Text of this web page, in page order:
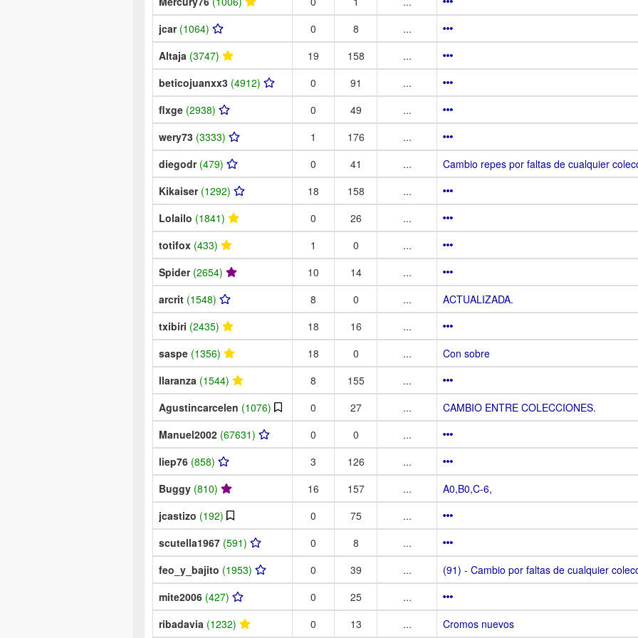
jcar (1064) 0 8
...
Altaja (3747) 19 158
...
beticojuanxx3 (4912) 0 91
...
flxge (2938) 0 49
...
wery73 (3333) 1 176
...
diegodr (479) 0 41 ...
Cambio repes por faltas de cualquier
Kikaiser (1292) 18 158
...
Lolailo (1841) 0 26
...
totifox (433) 1 0
...
Spider (2654) 10 14
...
arcrit (1548) 8 0 ...
ACTUALIZADA.
txibiri (2435) 18 16
...
saspe (1356) 18 0 ...
Con sobre
llaranza (1544) 8 155
...
Agustincarcelen (1076) 0 27 ...
CAMBIO ENTRE COLECCIONES.
Manuel2002 (67631) 0 0
...
liep76 (858) 3 126
...
Buggy (810) 16 157 ...
A0,B0,C-6,
jcastizo (192) 0 75
...
scutella1967 (591) 0 8
...
feo_y_bajito (1953) 0 39 ...
(91) - Cambio por faltas de cualquier
mite2006 (427) 0 25
...
ribadavia (1232) 0 13 ... Cromos nuevos